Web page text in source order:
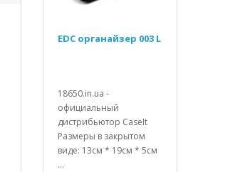
EDC органайзер 003 L
18650.in.ua -
официальный
дистрибьютор CaseIt
Размеры в закрытом
виде: 13см * 19см * 5см
...